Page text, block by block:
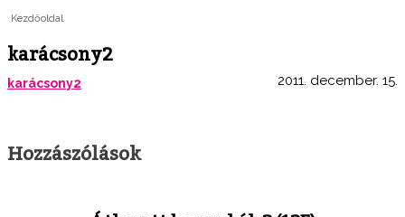
Kezdőoldal
karácsony2
2011. december. 15.
karácsony2
Hozzászólások